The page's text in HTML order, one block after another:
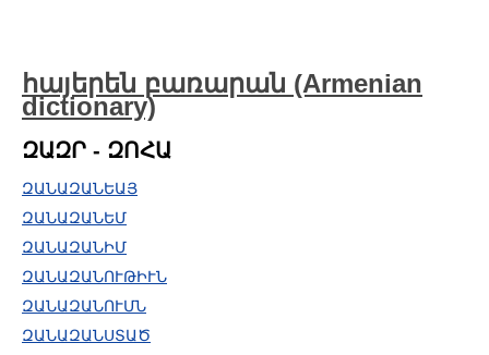
հայերեն բառարան (Armenian
dictionary)
ԶԱԶՐ - ԶՈՀԱ
ԶԱՆԱԶԱՆԵԱՅ
ԶԱՆԱԶԱՆԵՄ
ԶԱՆԱԶԱՆԻՄ
ԶԱՆԱԶԱՆՈՒԹԻՒՆ
ԶԱՆԱԶԱՆՈՒՄՆ
ԶԱՆԱԶԱՆՍՏԱԾ